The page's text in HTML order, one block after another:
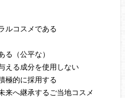
ルコスメである
る（公平な）
える成分を使用しない
極的に採用する
来へ継承するご当地コスメ